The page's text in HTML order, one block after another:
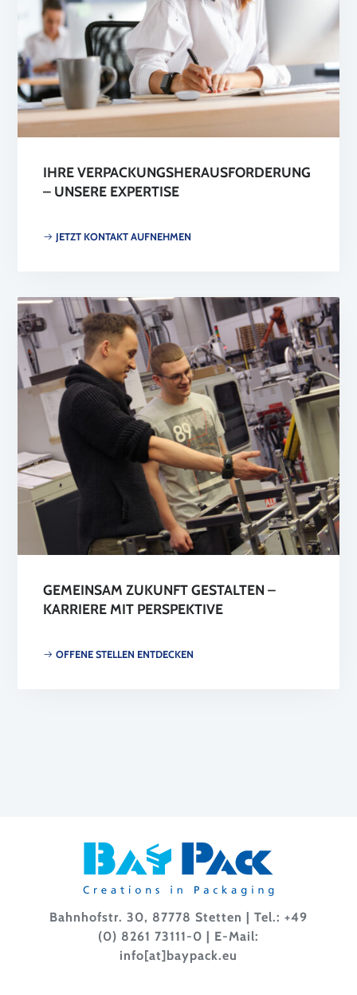
IHRE VERPACKUNGSHERAUSFORDERUNG
– UNSERE EXPERTISE
JETZT KONTAKT AUFNEHMEN
GEMEINSAM ZUKUNFT GESTALTEN –
KARRIERE MIT PERSPEKTIVE
OFFENE STELLEN ENTDECKEN
Bahnhofstr. 30, 87778 Stetten | Tel.: +49
(0) 8261 73111-0 | E-Mail:
info[at]baypack.eu